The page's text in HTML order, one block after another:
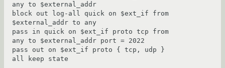
any to $external_addr
block out log-all quick on $ext_if from
$external_addr to any
pass in quick on $ext_if proto tcp from
any to $external_addr port = 2022
pass out on $ext_if proto { tcp, udp }
all keep state